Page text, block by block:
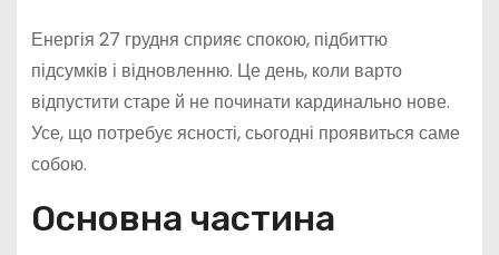
Енергія 27 грудня сприяє спокою, підбиттю
підсумків і відновленню. Це день, коли варто
відпустити старе й не починати кардинально нове.
Усе, що потребує ясності, сьогодні проявиться саме
собою.
Основна частина